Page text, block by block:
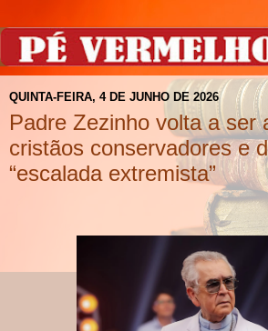
QUINTA-FEIRA, 4 DE JUNHO DE 2026
Padre Zezinho volta a ser
cristãos conservadores e
“escalada extremista”